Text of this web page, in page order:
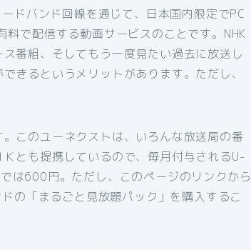
ドバンド回線を通じて、日本国内限定でPC
で配信する動画サービスのことです。NHK
番組、そしてもう一度見たい過去に放送し
きるというメリットがあります。ただし、
。このユーネクストは、いろんな放送局の番
とも提携しているので、毎月付与されるU-
は600円。ただし、このページのリンクから
の「まるごと見放題パック」を購入するこ